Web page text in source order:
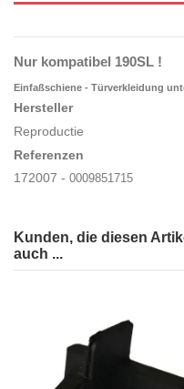
Nur kompatibel 190SL !
Einfaßschiene - Türverkleidung
Hersteller
Reproductie
Referenzen
172007 - 0009851715
Kunden, die diesen
auch ...